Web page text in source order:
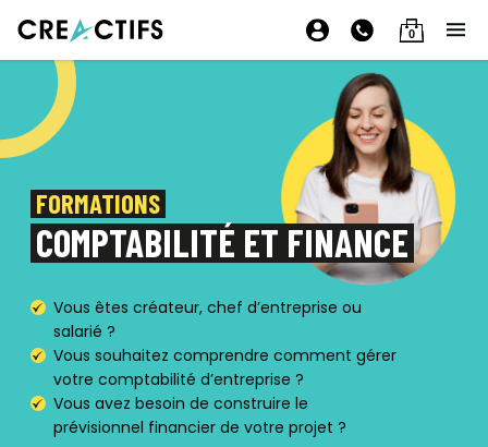
0
FORMATIONS
COMPTABILITÉ ET FINANCE
Vous êtes créateur, chef d’entreprise ou
salarié ?
Vous souhaitez comprendre comment gérer
votre comptabilité d’entreprise ?
Vous avez besoin de construire le
prévisionnel financier de votre projet ?